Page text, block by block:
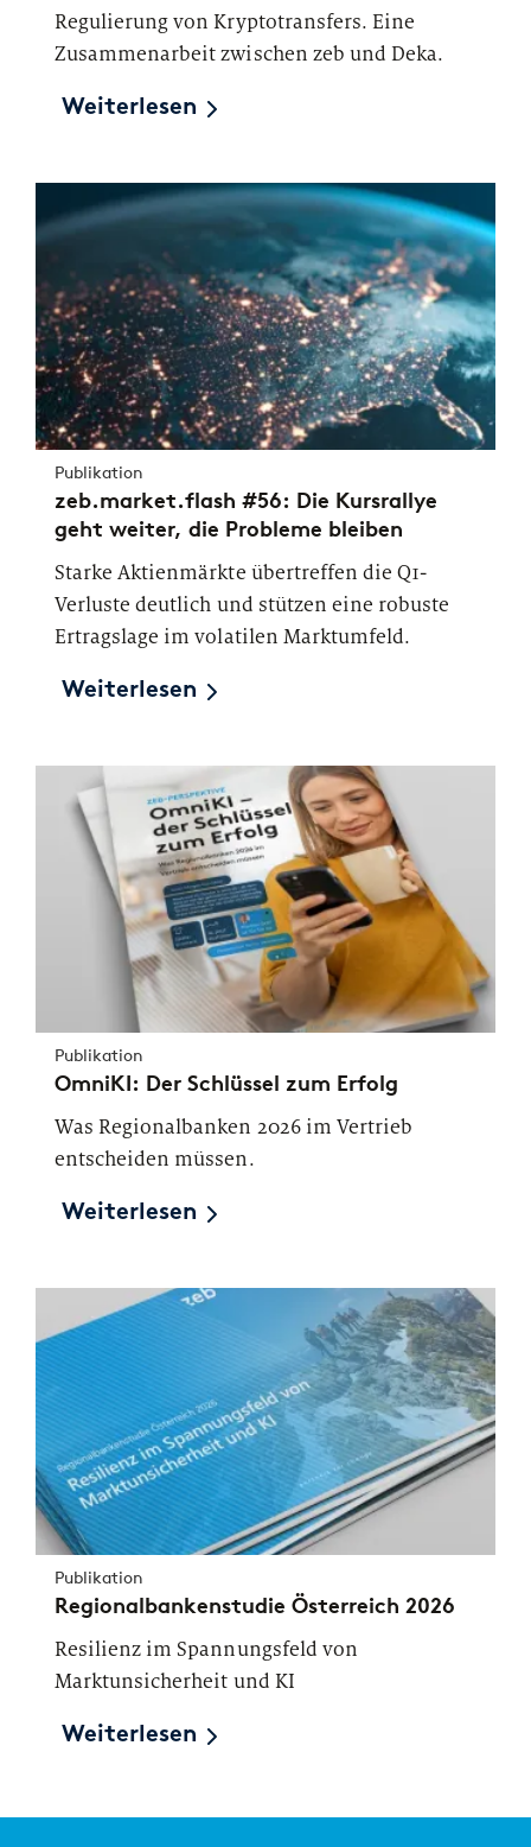
Regulierung von Kryptotransfers. Eine
Zusammenarbeit zwischen zeb und Deka.
Weiterlesen
Publikation
zeb.market.flash #56: Die Kursrallye
geht weiter, die Probleme bleiben
Starke Aktienmärkte übertreffen die Q1-
Verluste deutlich und stützen eine robuste
Ertragslage im volatilen Marktumfeld.
Weiterlesen
Publikation
OmniKI: Der Schlüssel zum Erfolg
Was Regionalbanken 2026 im Vertrieb
entscheiden müssen.
Weiterlesen
Publikation
Regionalbankenstudie Österreich 2026
Resilienz im Spannungsfeld von
Marktunsicherheit und KI
Weiterlesen